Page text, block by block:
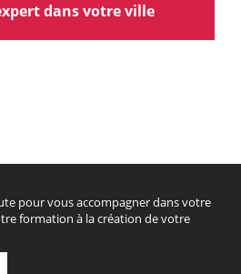
dans votre ville
pour vous accompagner dans votre
formation à la création de votre